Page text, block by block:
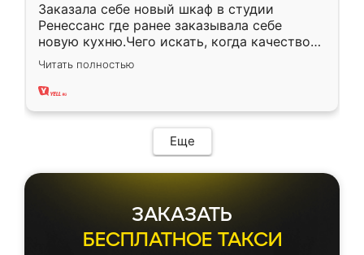
Заказала себе новый шкаф в студии
Ренессанс где ранее заказывала себе
новую кухню.Чего искать, когда качеством
вполне довольна. Служит кухня уже почти
два года, нареканий нет.
Читать полностью
Еще
ЗАКАЗАТЬ
БЕСПЛАТНОЕ ТАКСИ